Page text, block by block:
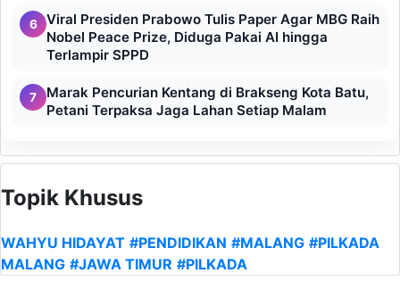
6
Viral Presiden Prabowo Tulis Paper Agar MBG Raih
Nobel Peace Prize, Diduga Pakai AI hingga
Terlampir SPPD
7
Marak Pencurian Kentang di Brakseng Kota Batu,
Petani Terpaksa Jaga Lahan Setiap Malam
Topik Khusus
WAHYU HIDAYAT #PENDIDIKAN #MALANG #PILKADA
MALANG #JAWA TIMUR #PILKADA